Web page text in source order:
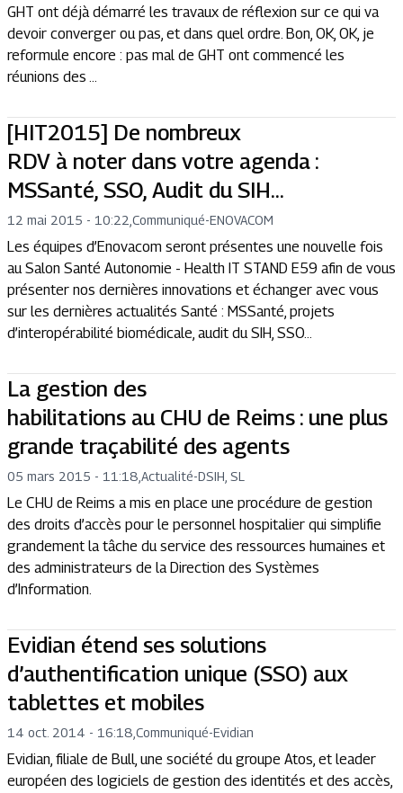
GHT ont déjà démarré les travaux de réflexion sur ce qui va
devoir converger ou pas, et dans quel ordre. Bon, OK, OK, je
reformule encore : pas mal de GHT ont commencé les
réunions des ...
[HIT2015] De nombreux
RDV à noter dans votre agenda :
MSSanté, SSO, Audit du SIH…
12 mai 2015 - 10:22 Communiqué-ENOVACOM
Les équipes d’Enovacom seront présentes une nouvelle fois
au Salon Santé Autonomie - Health IT STAND E59 afin de vous
présenter nos dernières innovations et échanger avec vous
sur les dernières actualités Santé : MSSanté, projets
d’interopérabilité biomédicale, audit du SIH, SSO…
La gestion des
habilitations au CHU de Reims : une plus
grande traçabilité des agents
05 mars 2015 - 11:18 Actualité-DSIH, SL
Le CHU de Reims a mis en place une procédure de gestion
des droits d’accès pour le personnel hospitalier qui simplifie
grandement la tâche du service des ressources humaines et
des administrateurs de la Direction des Systèmes
d’Information.
Evidian étend ses solutions
d’authentification unique (SSO) aux
tablettes et mobiles
14 oct. 2014 - 16:18 Communiqué-Evidian
Evidian, filiale de Bull, une société du groupe Atos, et leader
européen des logiciels de gestion des identités et des accès,